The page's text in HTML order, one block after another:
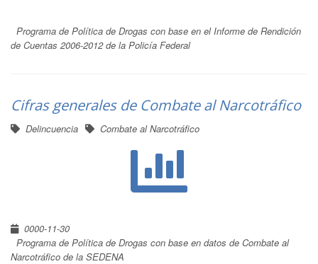
Programa de Política de Drogas con base en el Informe de Rendición
de Cuentas 2006-2012 de la Policía Federal
Cifras generales de Combate al Narcotráfico
Delincuencia Combate al Narcotráfico
0000-11-30
Programa de Política de Drogas con base en datos de Combate al
Narcotráfico de la SEDENA